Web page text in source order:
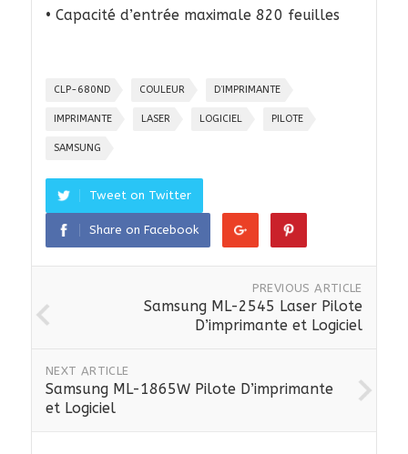
• Capacité d’entrée maximale 820 feuilles
CLP-680ND COULEUR D’IMPRIMANTE
IMPRIMANTE LASER LOGICIEL PILOTE
SAMSUNG
Tweet on Twitter
Share on Facebook
PREVIOUS ARTICLE
Samsung ML-2545 Laser Pilote
D’imprimante et Logiciel
NEXT ARTICLE
Samsung ML-1865W Pilote D’imprimante
et Logiciel